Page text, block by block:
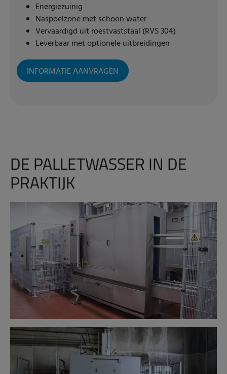
Energiezuinig
Naspoelzone met schoon water
Vervaardigd uit roestvaststaal (RVS 304)
Leverbaar met optionele uitbreidingen
INFORMATIE AANVRAGEN
DE PALLETWASSER IN DE
PRAKTIJK